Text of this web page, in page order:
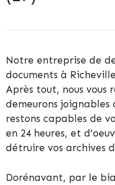
Notre entreprise de
documents à
Après tout, nous vous
demeurons joignables
restons capables de
en 24 heures, et
détruire vos archives
Dorénavant, par le